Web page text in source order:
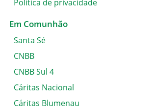
Política de privacidade
Em Comunhão
Santa Sé
CNBB
CNBB Sul 4
Cáritas Nacional
Cáritas Blumenau